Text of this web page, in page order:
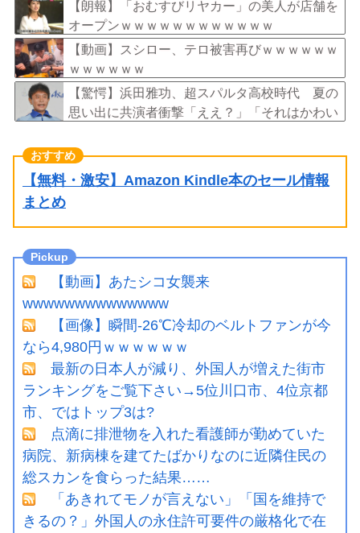
【朗報】「おむすびリヤカー」の美人が店舗を
オープンｗｗｗｗｗｗｗｗｗｗｗｗ
【動画】スシロー、テロ被害再びｗｗｗｗｗｗ
ｗｗｗｗｗｗ
【驚愕】浜田雅功、超スパルタ高校時代 夏の
思い出に共演者衝撃「ええ？」「それはかわい
【無料・激安】Amazon Kindle本のセール情報
まとめ
【動画】あたシコ女襲来
wwwwwwwwwwwwww
【画像】瞬間-26℃冷却のベルトファンが今
なら4,980円ｗｗｗｗｗｗ
最新の日本人が減り、外国人が増えた街市
ランキングをご覧下さい→5位川口市、4位京都
市、ではトップ3は?
点滴に排泄物を入れた看護師が勤めていた
病院、新病棟を建てたばかりなのに近隣住民の
総スカンを食らった結果……
「あきれてモノが言えない」「国を維持で
きるの？」外国人の永住許可要件の厳格化で在